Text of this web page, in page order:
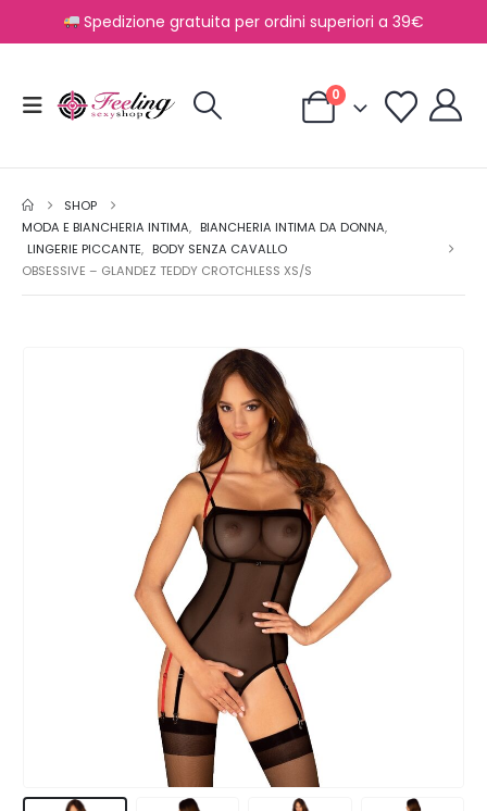
Spedizione gratuita per ordini superiori a 39€
0
SHOP
MODA E BIANCHERIA INTIMA, BIANCHERIA INTIMA DA DONNA,
LINGERIE PICCANTE, BODY SENZA CAVALLO
OBSESSIVE – GLANDEZ TEDDY CROTCHLESS XS/S